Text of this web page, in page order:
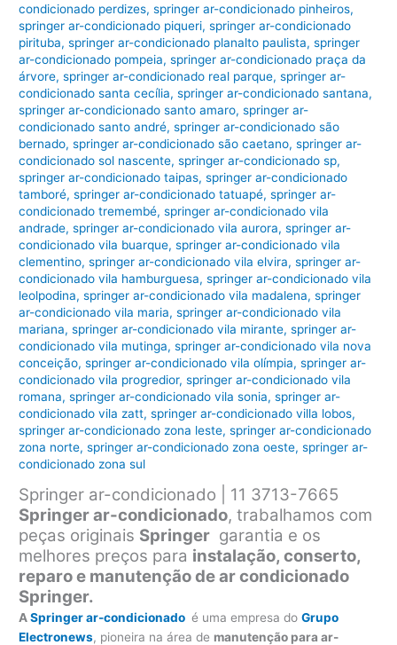
condicionado perdizes,springer ar-condicionado pinheiros,
springer ar-condicionado piqueri,springer ar-condicionado
pirituba,springer ar-condicionado planalto paulista,springer
ar-condicionado pompeia,springer ar-condicionado praça da
árvore,springer ar-condicionado real parque,springer ar-
condicionado santa cecília,springer ar-condicionado santana,
springer ar-condicionado santo amaro,springer ar-
condicionado santo andré,springer ar-condicionado são
bernado,springer ar-condicionado são caetano,springer ar-
condicionado sol nascente,springer ar-condicionado sp,
springer ar-condicionado taipas,springer ar-condicionado
tamboré,springer ar-condicionado tatuapé,springer ar-
condicionado tremembé,springer ar-condicionado vila
andrade,springer ar-condicionado vila aurora,springer ar-
condicionado vila buarque,springer ar-condicionado vila
clementino,springer ar-condicionado vila elvira,springer ar-
condicionado vila hamburguesa,springer ar-condicionado vila
leolpodina,springer ar-condicionado vila madalena,springer
ar-condicionado vila maria,springer ar-condicionado vila
mariana,springer ar-condicionado vila mirante,springer ar-
condicionado vila mutinga,springer ar-condicionado vila nova
conceição,springer ar-condicionado vila olímpia,springer ar-
condicionado vila progredior,springer ar-condicionado vila
romana,springer ar-condicionado vila sonia,springer ar-
condicionado vila zatt,springer ar-condicionado villa lobos,
springer ar-condicionado zona leste,springer ar-condicionado
zona norte,springer ar-condicionado zona oeste,springer ar-
condicionado zona sul
Springer ar-condicionado | 11 3713-7665
Springer ar-condicionado, trabalhamos com
peças originais Springer garantia e os
melhores preços para instalação, conserto,
reparo e manutenção de ar condicionado
Springer.
ASpringer ar-condicionado é uma empresa doGrupo
Electronews, pioneira na área de manutenção paraar-